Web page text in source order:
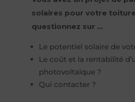
solaires pour votre
questionnez sur …
Le potentiel solaire de
Le coût et la rentabilité
photovoltaïque ?
Qui contacter ?